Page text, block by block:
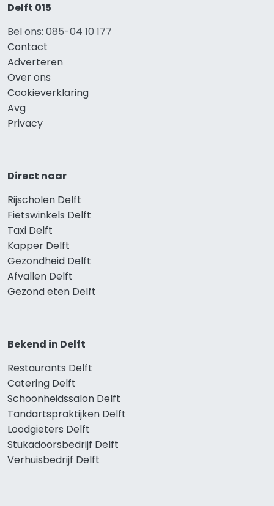
Delft 015
Bel ons: 085-04 10 177
Contact
Adverteren
Over ons
Cookieverklaring
Avg
Privacy
Direct naar
Rijscholen Delft
Fietswinkels Delft
Taxi Delft
Kapper Delft
Gezondheid Delft
Afvallen Delft
Gezond eten Delft
Bekend in Delft
Restaurants Delft
Catering Delft
Schoonheidssalon Delft
Tandartspraktijken Delft
Loodgieters Delft
Stukadoorsbedrijf Delft
Verhuisbedrijf Delft